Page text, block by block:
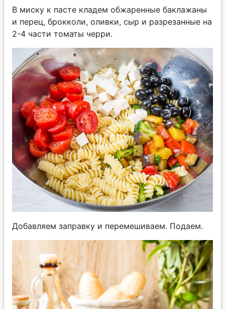
В миску к пасте кладем обжаренные баклажаны
и перец, брокколи, оливки, сыр и разрезанные на
2-4 части томаты черри.
Добавляем заправку и перемешиваем. Подаем.